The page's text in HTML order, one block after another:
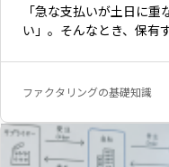
「急な支払いが土日に
い」。そんなとき、保
ファクタリングの基礎知識